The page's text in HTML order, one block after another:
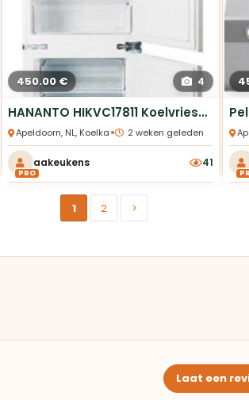
450.00 € 4
HANANTO HIKVC17811 Koelvriescombinatie 178cm Nieuw
Apeldoorn, NL, Koelkasten
• 2 weken geleden
PRO
aakeukens 41
1 2 >
Laat een